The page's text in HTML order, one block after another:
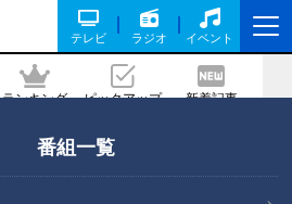
テレビ ラジオ イベント
ランキング ピックアップ 新着記事
番組一覧